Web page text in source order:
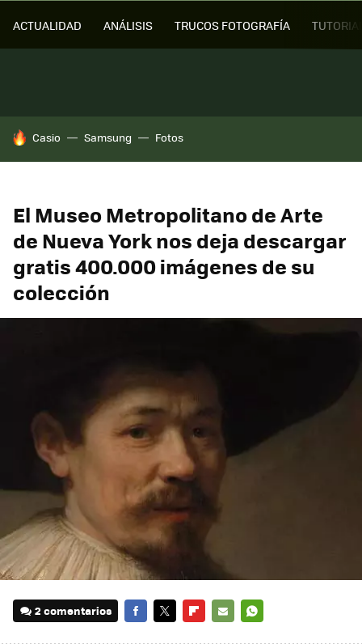
ACTUALIDAD ANÁLISIS TRUCOS FOTOGRAFÍA
HOY SE HABLA DE
Casio Samsung Fotos
El Museo Metropolitano de Arte
de Nueva York nos deja descargar
gratis 400.000 imágenes de su
colección
2 comentarios